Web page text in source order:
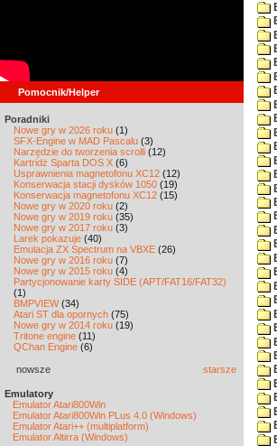
Pomocnik/Helper
Poradniki
Nowe gry w 2026 roku (1)
SFX-Engine w MAD Pascalu (3)
Narzędzie do tworzenia scrolli (12)
Kartridż Sparta DOS X (6)
Usprawnienia magnetofonu XC12 (12)
Konserwacja stacji dysków 1050 (19)
Konserwacja magnetofonu XC12 (15)
Nowe gry w 2020 roku (2)
Nowe gry w 2019 roku (35)
Nowe gry w 2017 roku (3)
Larek pokazuje (40)
Emulacja ZX Spectrum na VBXE (26)
Nowe gry w 2016 roku (7)
Nowe gry w 2015 roku (4)
Partycjonowanie karty SIDE (APT/FAT16/FAT32)
(1)
BMPVIEW(34)
Atari ST dla opornych (75)
Nowe gry w 2014 roku (19)
Tritone engine (11)
QChan Engine (6)
nowsze starsze
Emulatory
Emulator Atari800Win
Emulator Atari800Win PLus 4.0 (Windows)
Emulator Atari++ (multiplatform)
Emulator Altirra (Windows)